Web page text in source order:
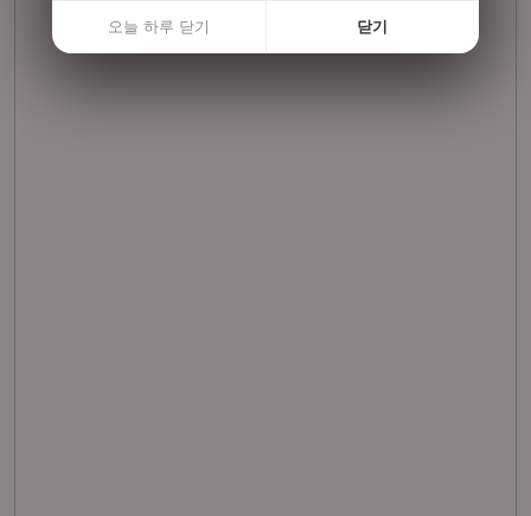
오늘 하루 닫기 닫기
오늘 하루 닫기 닫기